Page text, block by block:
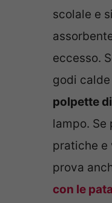
scolale e
eccesso.
godi
polpette
lampo.
pratiche e
prova
con le